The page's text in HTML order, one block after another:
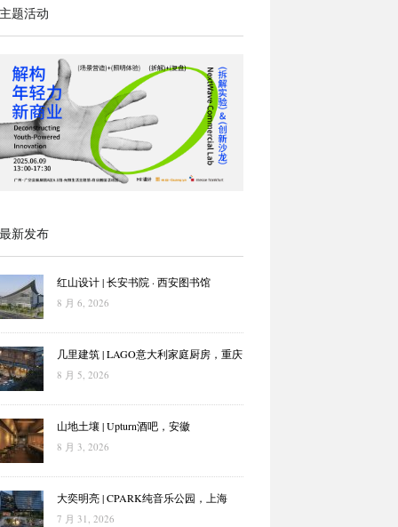
题活动
新发布
红山设计 | 长安书院 · 西安图书馆
8 月 6, 2026
几里建筑 | LAGO意大利家庭厨房，重庆
8 月 5, 2026
山地土壤 | Upturn酒吧，安徽
8 月 3, 2026
大奕明亮 | CPARK纯音乐公园，上海
7 月 31, 2026